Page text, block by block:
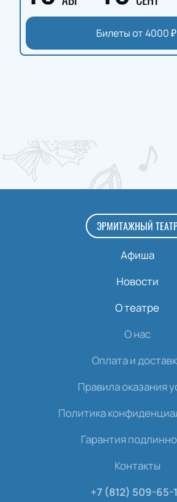
Билеты от 4000₽
ЭРМИТАЖНЫЙ
Афиша
Новости
О театре
О нас
Оплата и
Правила оказания
Политика
Гарантия
Контакты
+7 (812) 509-65-